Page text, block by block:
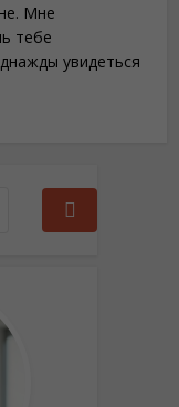
Мне
тебе
увидеться